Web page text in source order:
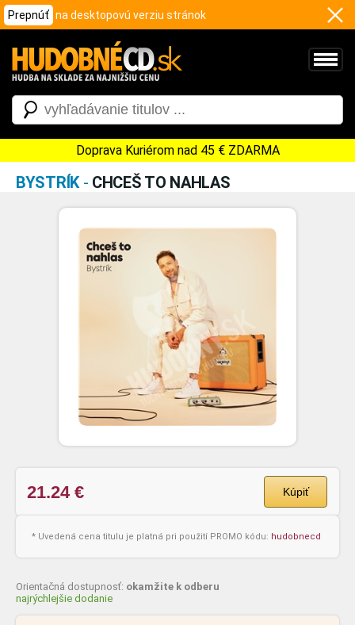
Prepnúť na desktopovú verziu stránok
Doprava Kuriérom nad 45 € ZDARMA
BYSTRÍK- CHCEŠ TO NAHLAS
21.24€ Kúpiť
* Uvedená cena titulu je platná pri použití PROMO kódu: hudobnecd
Orientačná dostupnosť: okamžite k odberu
najrýchlejšie dodanie